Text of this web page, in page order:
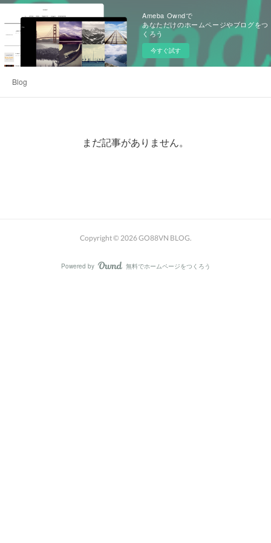
Ameba Owndで
あなただけのホームページやブログをつ
くろう
今すぐ試す
Blog
まだ記事がありません。
Copyright © 2026GO88VN BLOG.
Powered by AmebaOwnd
無料でホームページをつくろう